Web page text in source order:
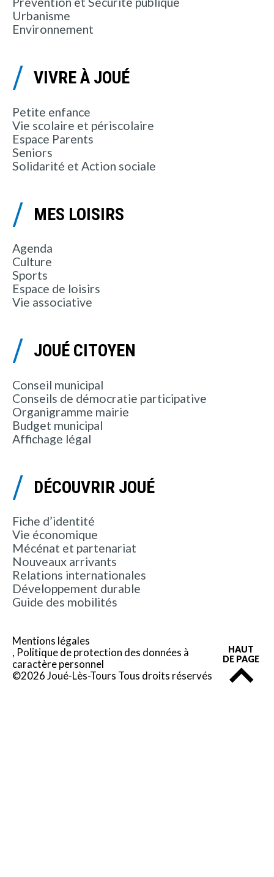
Urbanisme
Environnement
VIVRE À JOUÉ
Petite enfance
Vie scolaire et périscolaire
Espace Parents
Seniors
Solidarité et Action sociale
MES LOISIRS
Agenda
Culture
Sports
Espace de loisirs
Vie associative
JOUÉ CITOYEN
Conseil municipal
Conseils de démocratie participative
Organigramme mairie
Budget municipal
Affichage légal
DÉCOUVRIR JOUÉ
Fiche d’identité
Vie économique
Mécénat et partenariat
Nouveaux arrivants
Relations internationales
Développement durable
Guide des mobilités
Mentions légales
Politique de protection des données à
caractère personnel
©2026 Joué-Lès-Tours Tous droits réservés
HAUT
DE PAGE